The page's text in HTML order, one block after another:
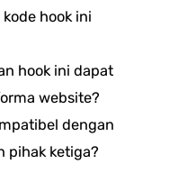
hook ini
hook ini dapat
website?
dengan
pihak ketiga?